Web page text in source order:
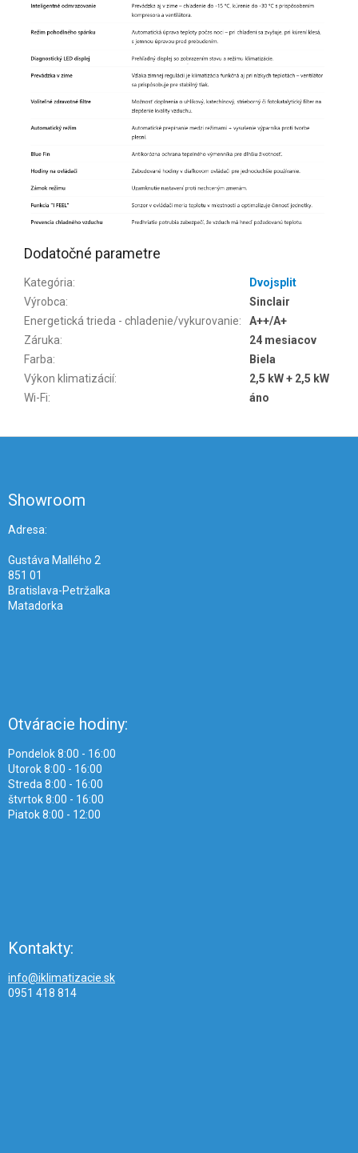
Dodatočné parametre
Kategória:
Dvojsplit
Výrobca:
Sinclair
Energetická trieda - chladenie/vykurovanie:
A++/A+
Záruka:
24 mesiacov
Farba:
Biela
Výkon klimatizácií:
2,5 kW + 2,5 kW
Wi-Fi: áno
Showroom
Adresa:
Gustáva Mallého 2
851 01
Bratislava-Petržalka
Matadorka
Otváracie hodiny:
Pondelok 8:00 - 16:00
Utorok 8:00 - 16:00
Streda 8:00 - 16:00
štvrtok 8:00 - 16:00
Piatok 8:00 - 12:00
Kontakty:
info@iklimatizacie.sk
0951 418 814